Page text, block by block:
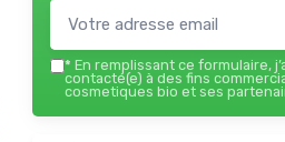
* En remplissant ce formulaire,
contacté(e) à des fins
cosmetiques bio et ses